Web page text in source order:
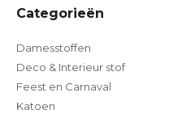
Categorieën
Damesstoffen
Deco & Interieur stof
Feest en Carnaval
Katoen